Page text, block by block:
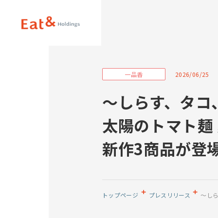
パーパス
2026/06/25
～しらす、タ
太陽のトマト
新作3商品が登
トップページ プレスリリース ～し